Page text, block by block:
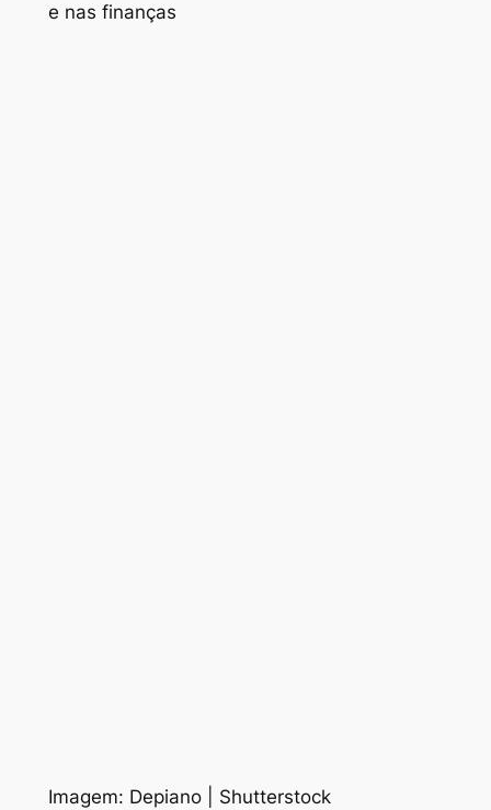
e nas finanças
Imagem: Depiano | Shutterstock